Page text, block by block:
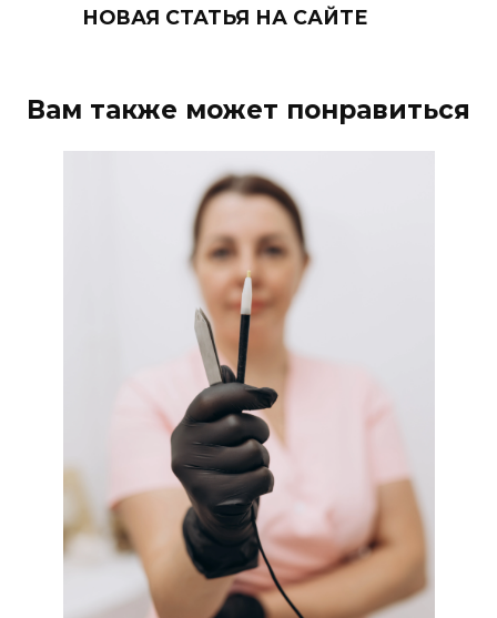
НОВАЯ СТАТЬЯ НА САЙТЕ
Вам также может понравиться